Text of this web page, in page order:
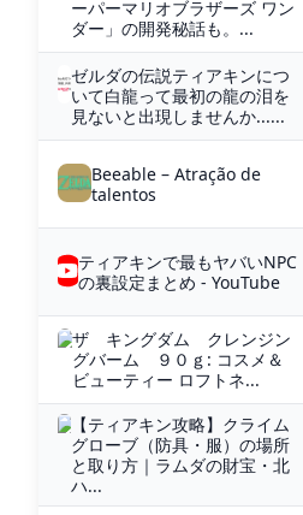
ーパーマリオブラザーズ ワン
ダー」の開発秘話も。...
ゼルダの伝説ティアキンにつ
いて白龍って最初の龍の泪を
見ないと出現しませんか......
Beeable – Atração de
talentos
ティアキンで最もヤバいNPC
の裏設定まとめ - YouTube
ザ キングダム クレンジン
グバーム ９０ｇ: コスメ＆
ビューティー ロフトネ...
【ティアキン攻略】クライム
グローブ（防具・服）の場所
と取り方｜ラムダの財宝・北
ハ...